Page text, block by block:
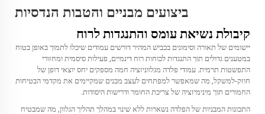
ביצועים מבניים והטבות הנדסיות
קיבולת נשיאת עומס והתנגדות לרוח
יישומים של תאורה וסימונים בכביש המהיר דורשים עמודים שיכלו לתמוך באופן בטוח
במטענים גדולים תוך התנגדות לכוחות רוח דינמיים, פעילות סיסמית ומחזורי
התפשטות תרמית. עמודי פלדה מגלווניזציה חמה מספקים יחס יוצאי דופן של
חוזק-למשקל, מה שמאפשר למפתחים לעצב מבנים שמקיימים את מקדמי הבטיחות
החמורים תוך מינימיזציה של צריכת החומר ודרישות היסודות.
התכונות המבניות של הפלדה נשארות ללא שינוי במהלך תהליך הגלוון, מה שמבטיח